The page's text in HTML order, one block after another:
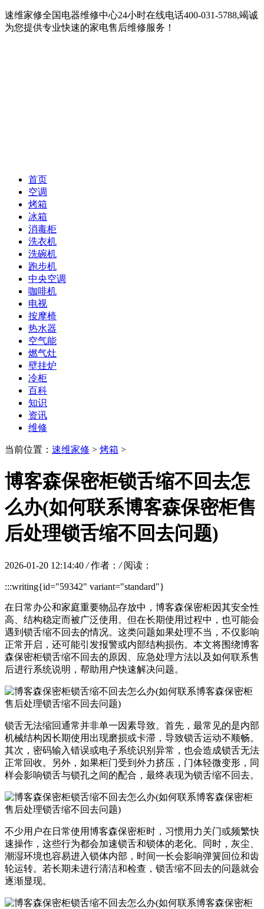
速维家修全国电器维修中心24小时在线电话400-031-5788,竭诚
为您提供专业快速的家电售后维修服务！
首页
空调
烤箱
冰箱
消毒柜
洗衣机
洗碗机
跑步机
中央空调
咖啡机
电视
按摩椅
热水器
空气能
燃气灶
壁挂炉
冷柜
百科
知识
资讯
维修
当前位置： 速维家修 > 烤箱 >
博客森保密柜锁舌缩不回去怎
么办(如何联系博客森保密柜售
后处理锁舌缩不回去问题)
2026-01-20 12:14:40 / 作者： / 阅读：
:::writing{id="59342" variant="standard"}
在日常办公和家庭重要物品存放中，博客森保密柜因其安全性
高、结构稳定而被广泛使用。但在长期使用过程中，也可能会
遇到锁舌缩不回去的情况。这类问题如果处理不当，不仅影响
正常开启，还可能引发报警或内部结构损伤。本文将围绕博客
森保密柜锁舌缩不回去的原因、应急处理方法以及如何联系售
后进行系统说明，帮助用户快速解决问题。
锁舌无法缩回通常并非单一因素导致。首先，最常见的是内部
机械结构因长期使用出现磨损或卡滞，导致锁舌运动不顺畅。
其次，密码输入错误或电子系统识别异常，也会造成锁舌无法
正常回收。另外，如果柜门受到外力挤压，门体轻微变形，同
样会影响锁舌与锁孔之间的配合，最终表现为锁舌缩不回去。
不少用户在日常使用博客森保密柜时，习惯用力关门或频繁快
速操作，这些行为都会加速锁舌和锁体的老化。同时，灰尘、
潮湿环境也容易进入锁体内部，时间一长会影响弹簧回位和齿
轮运转。若长期未进行清洁和检查，锁舌缩不回去的问题就会
逐渐显现。